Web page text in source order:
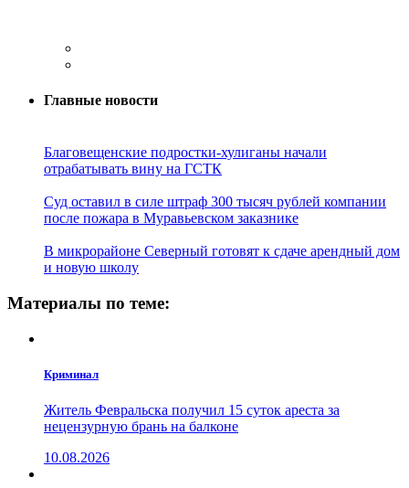
Главные новости
Благовещенские подростки-хулиганы начали
отрабатывать вину на ГСТК
Суд оставил в силе штраф 300 тысяч рублей компании
после пожара в Муравьевском заказнике
В микрорайоне Северный готовят к сдаче арендный дом
и новую школу
Материалы по теме:
Криминал
Житель Февральска получил 15 суток ареста за
нецензурную брань на балконе
10.08.2026